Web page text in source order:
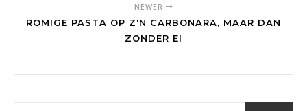
NEWER
ROMIGE PASTA OP Z'N CARBONARA, MAAR DAN
ZONDER EI